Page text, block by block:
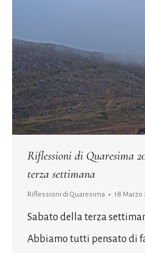
Riflessioni di Quaresima
terza settimana
Riflessioni di Quaresima 18 Marzo
Sabato della terza
Abbiamo tutti pensato di